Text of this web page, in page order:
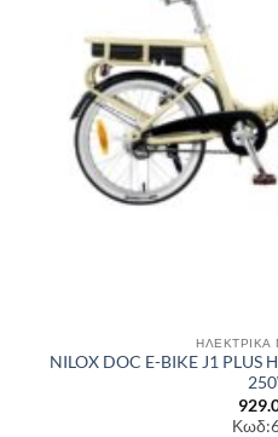
ΗΛΕΚΤΡΙΚΑ
NILOX DOC E-BIKE J1